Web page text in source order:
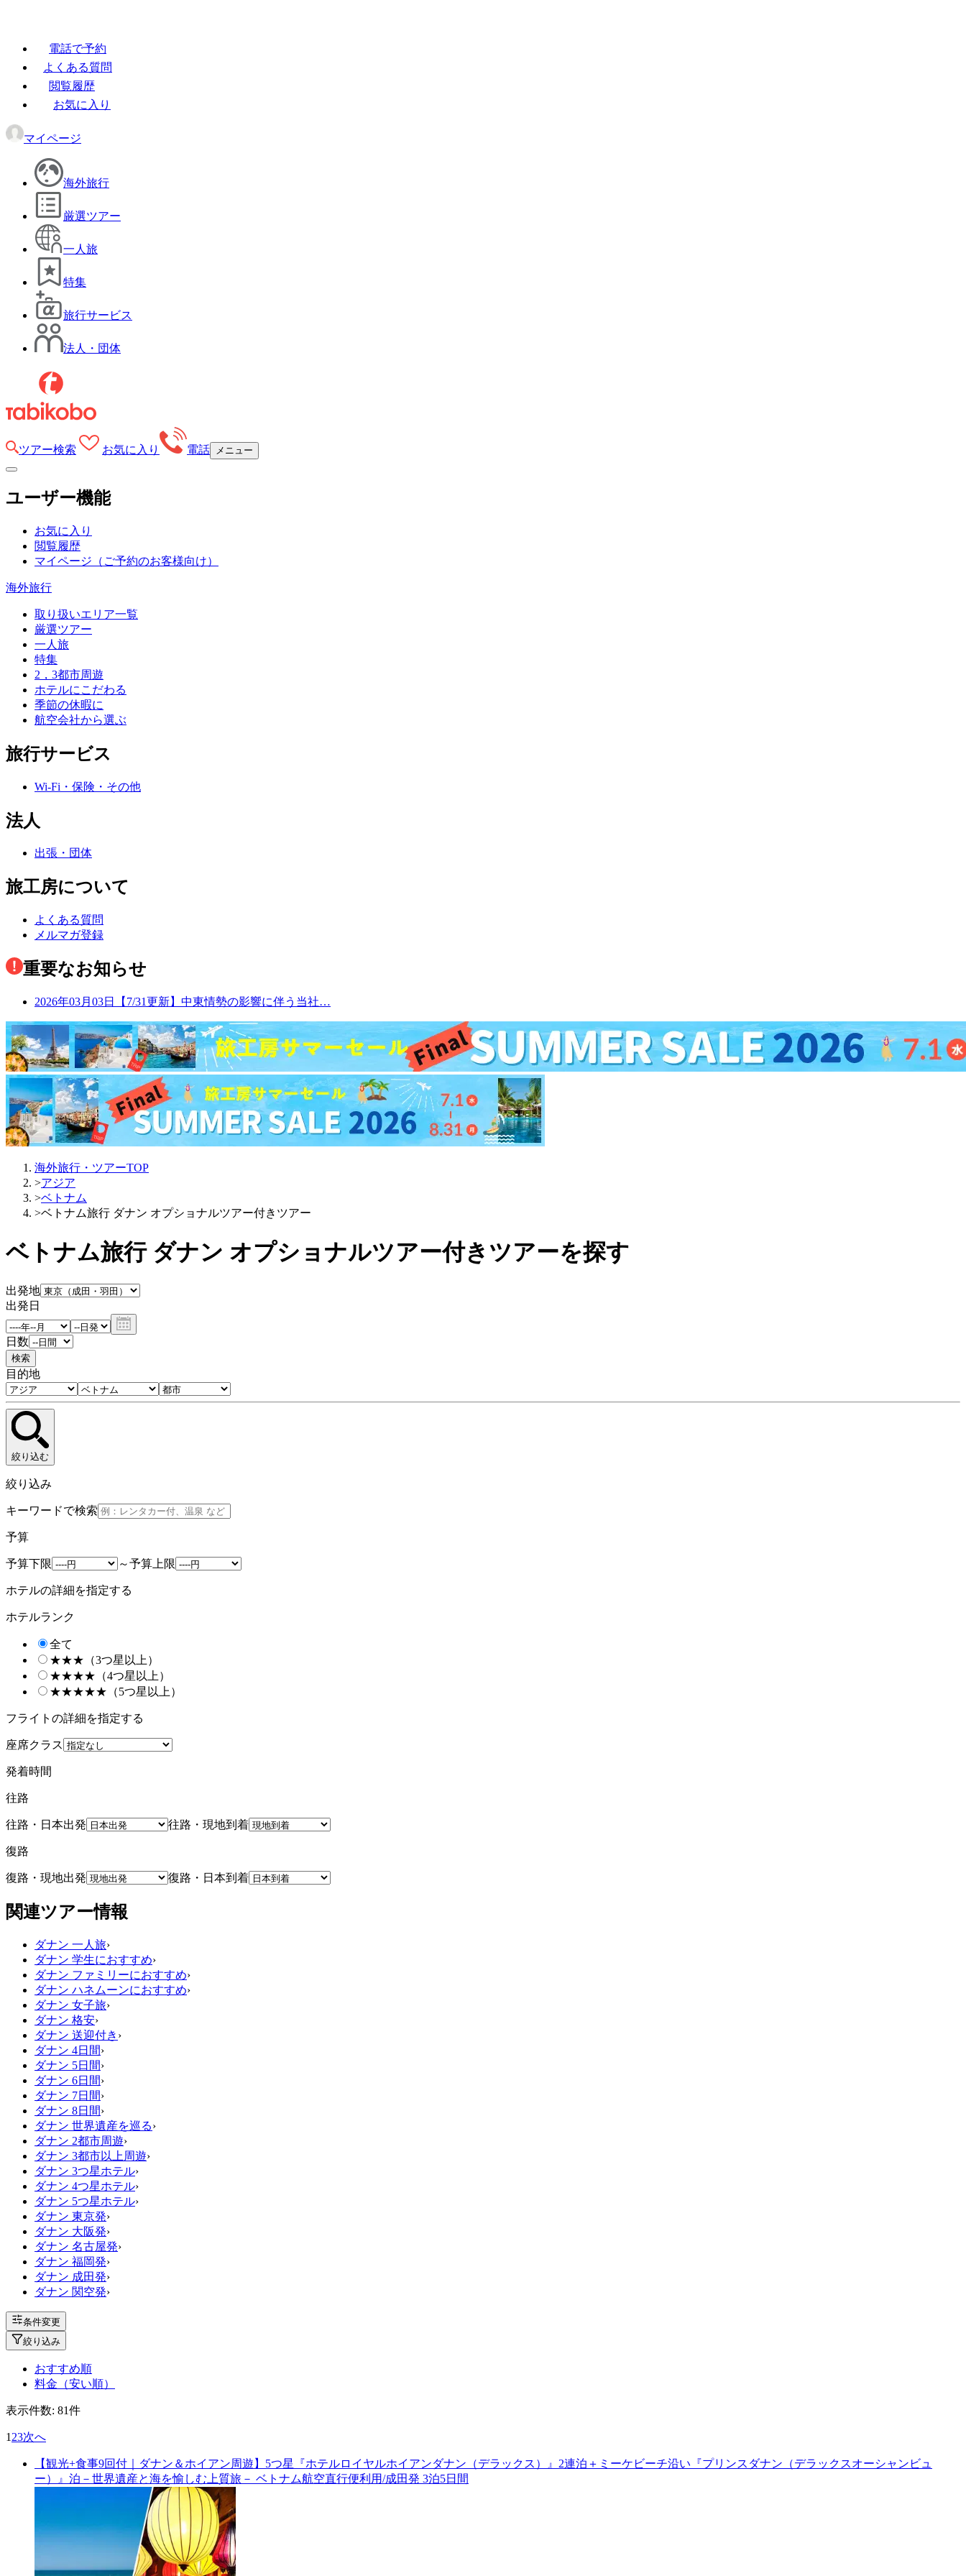
電話で予約
よくある質問
閲覧履歴
お気に入り
マイページ
海外旅行
厳選ツアー
一人旅
特集
旅行サービス
法人・団体
ツアー検索 お気に入り 電話 メニュー
ユーザー機能
お気に入り
閲覧履歴
マイページ （ご予約のお客様向け）
海外旅行
取り扱いエリア一覧
厳選ツアー
一人旅
特集
2，3都市周遊
ホテルにこだわる
季節の休暇に
航空会社から選ぶ
旅行サービス
Wi-Fi・保険・その他
法人
出張・団体
旅工房について
よくある質問
メルマガ登録
重要なお知らせ
2026年03月03日 【7/31更新】中東情勢の影響に伴う当社…
海外旅行・ツアーTOP
>アジア
>ベトナム
>ベトナム旅行 ダナン オプショナルツアー付きツアー
ベトナム旅行 ダナン オプショナルツアー付きツアーを探す
出発地
出発日
日数
検索
目的地
絞り込む
絞り込み
キーワードで検索
予算
予算下限 ～予算上限
ホテルの詳細を指定する
ホテルランク
全て
★★★（3つ星以上）
★★★★（4つ星以上）
★★★★★（5つ星以上）
フライトの詳細を指定する
座席クラス
発着時間
往路
往路・日本出発 往路・現地到着
復路
復路・現地出発 復路・日本到着
関連ツアー情報
ダナン 一人旅›
ダナン 学生におすすめ›
ダナン ファミリーにおすすめ›
ダナン ハネムーンにおすすめ›
ダナン 女子旅›
ダナン 格安›
ダナン 送迎付き ›
ダナン 4日間›
ダナン 5日間›
ダナン 6日間›
ダナン 7日間›
ダナン 8日間›
ダナン 世界遺産を巡る›
ダナン 2都市周遊›
ダナン 3都市以上周遊›
ダナン 3つ星ホテル›
ダナン 4つ星ホテル›
ダナン 5つ星ホテル›
ダナン 東京発›
ダナン 大阪発›
ダナン 名古屋発›
ダナン 福岡発›
ダナン 成田発›
ダナン 関空発›
条件変更
絞り込み
おすすめ順
料金（安い順）
表示件数: 81件
1 23次へ
【観光+食事9回付｜ダナン＆ホイアン周遊】5つ星『ホテルロイヤルホイアンダナン（デラックス）』2連泊＋ミーケビーチ沿い『プリンスダナン（デラックスオーシャンビュ
ー）』泊－世界遺産と海を愉しむ上質旅－ ベトナム航空直行便利用/成田発 3泊5日間